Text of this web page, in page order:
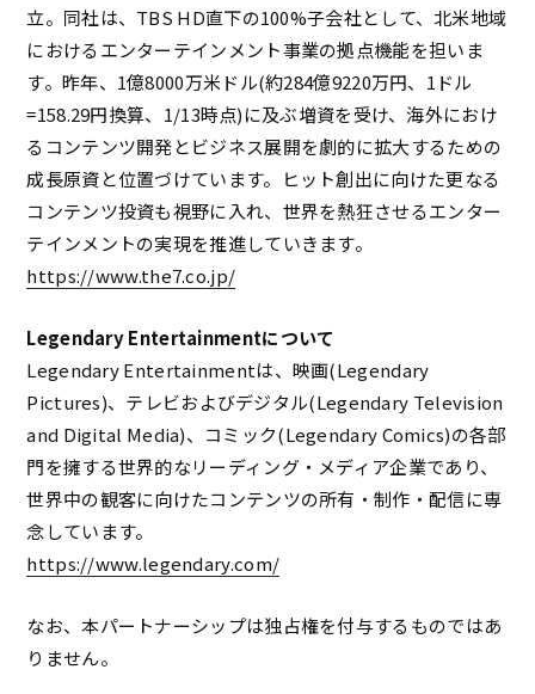
立。同社は、TBS HD直下の100%子会社として、北米地域
におけるエンターテインメント事業の拠点機能を担いま
す。昨年、1億8000万米ドル(約284億9220万円、1ドル
=158.29円換算、1/13時点)に及ぶ増資を受け、海外におけ
るコンテンツ開発とビジネス展開を劇的に拡大するための
成長原資と位置づけています。ヒット創出に向けた更なる
コンテンツ投資も視野に入れ、世界を熱狂させるエンター
テインメントの実現を推進していきます。
https://www.the7.co.jp/
Legendary Entertainmentについて
Legendary Entertainmentは、映画(Legendary
Pictures)、テレビおよびデジタル(Legendary Television
and Digital Media)、コミック(Legendary Comics)の各部
門を擁する世界的なリーディング・メディア企業であり、
世界中の観客に向けたコンテンツの所有・制作・配信に専
念しています。
https://www.legendary.com/
なお、本パートナーシップは独占権を付与するものではあ
りません。